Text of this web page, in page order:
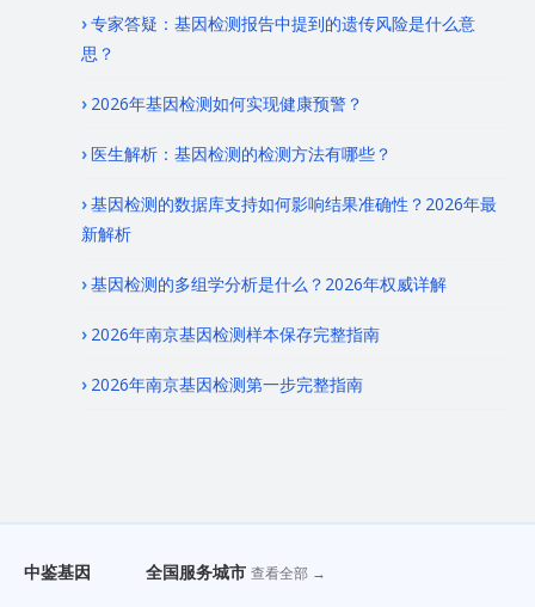
专家答疑：基因检测报告中提到的遗传风险是什么意
思？
2026年基因检测如何实现健康预警？
医生解析：基因检测的检测方法有哪些？
基因检测的数据库支持如何影响结果准确性？2026年最
新解析
基因检测的多组学分析是什么？2026年权威详解
2026年南京基因检测样本保存完整指南
2026年南京基因检测第一步完整指南
中鉴基因 全国服务城市 查看全部 →